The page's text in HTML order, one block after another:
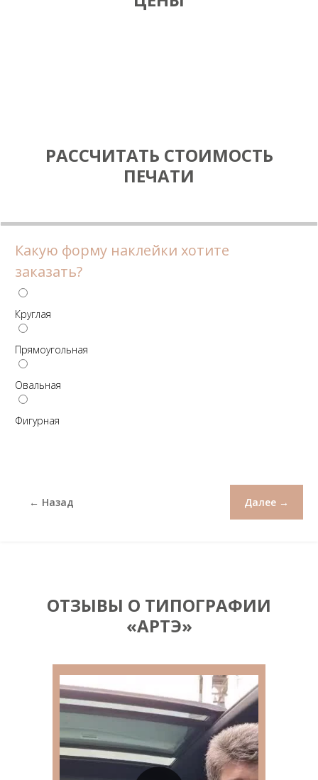
РАССЧИТАТЬ СТОИМОСТЬ
ПЕЧАТИ
Какую форму наклейки хотите
заказать?
Круглая
Прямоугольная
Овальная
Фигурная
← Назад Далее →
ОТЗЫВЫ О ТИПОГРАФИИ
«АРТЭ»